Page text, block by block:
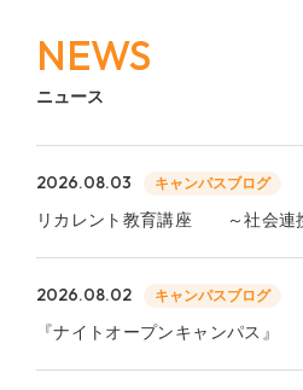
NEWS
ニュース
2026.08.03 キャンパスブログ
リカレント教育講座 ～社会連
2026.08.02 キャンパスブログ
『ナイトオープンキャンパス』